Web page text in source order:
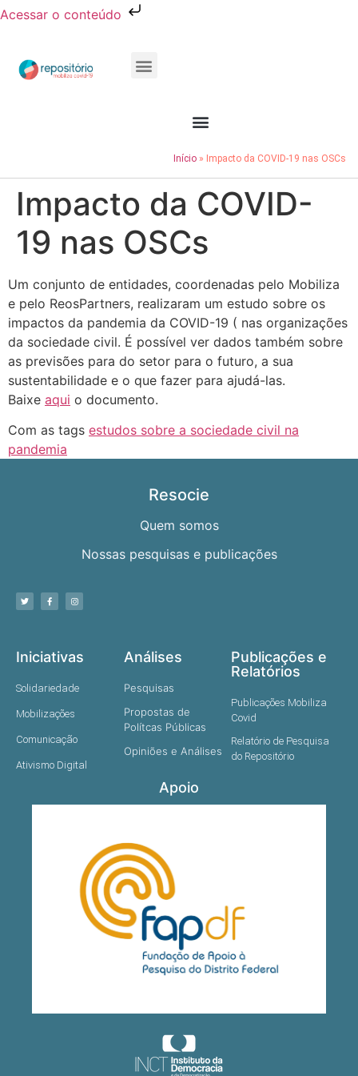
Acessar o conteúdo
Início » Impacto da COVID-19 nas OSCs
Impacto da COVID-
19 nas OSCs
Um conjunto de entidades, coordenadas pelo Mobiliza
e pelo ReosPartners, realizaram um estudo sobre os
impactos da pandemia da COVID-19 ( nas organizações
da sociedade civil. É possível ver dados também sobre
as previsões para do setor para o futuro, a sua
sustentabilidade e o que fazer para ajudá-las.
Baixe aqui o documento.
Com as tags estudos sobre a sociedade civil na
pandemia
Resocie
Quem somos
Nossas pesquisas e publicações
Iniciativas
Solidariedade
Mobilizações
Comunicação
Ativismo Digital
Análises
Pesquisas
Propostas de
Polítcas Públicas
Opiniões e Análises
Publicações e
Relatórios
Publicações Mobiliza
Covid
Relatório de Pesquisa
do Repositório
Apoio